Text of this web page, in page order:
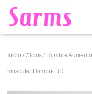
Inicio / Ciclos / Hombre Aumento
muscular Hombre BD